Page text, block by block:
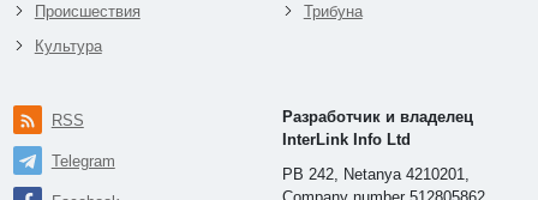
Происшествия
Культура
Трибуна
RSS
Telegram
Разработчик и владелец
InterLink Info Ltd
PB 242, Netanya 4210201,